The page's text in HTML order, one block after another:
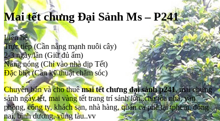
Mai tết chưng Đại Sảnh Ms – P241
Liên hệ
Trực tiếp (Cần nắng mạnh nuôi cây)
2-3 ngày/lần (Giữ đủ ẩm)
Nắng nóng (Chỉ vào nhà dịp Tết)
Đặc biệt (Cần kỹ thuật chăm sóc)
Chuyên bán và cho thuêmai tết chưng đại sảnh p241, mai chưng
sảnh ngày tết, mai vàng tết trang trí sảnh lớn..cho tòa nhà, văn
phòng, công ty, khách sạn, nhà hàng, quán cà phê tại tphcm, đồng
nai, bình dương, vũng tàu..vv